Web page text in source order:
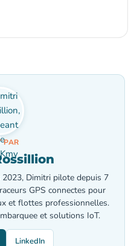
PAR
2023, Dimitri pilote depuis 7
GPS connectes pour
et flottes professionnelles.
et solutions IoT.
LinkedIn